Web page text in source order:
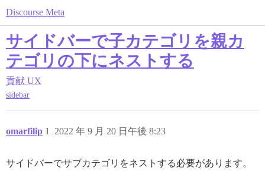
Discourse Meta
サイドバーで子カテゴリを親カ
テゴリの下にネストする
貢献 UX
sidebar
omarfilip 2022 年 9 月 20 日午後 8:23
1
サイドバーでサブカテゴリをネストする必要があります。